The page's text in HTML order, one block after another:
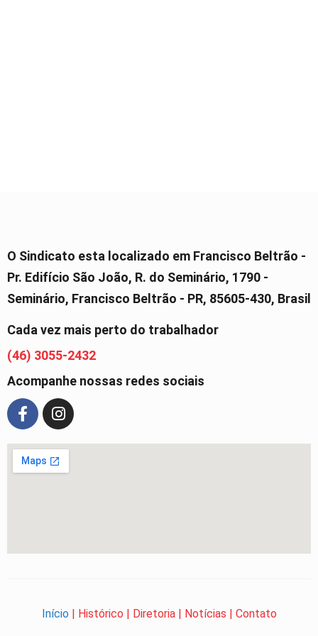
O Sindicato esta localizado em Francisco Beltrão -
Pr. Edifício São João, R. do Seminário, 1790 -
Seminário, Francisco Beltrão - PR, 85605-430, Brasil
Cada vez mais perto do trabalhador
(46) 3055-2432
Acompanhe nossas redes sociais
Início | Histórico | Diretoria| Notícias | Contato